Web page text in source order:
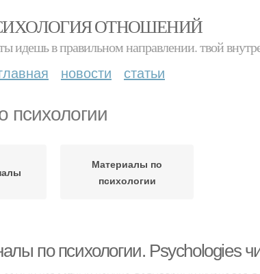
ОТНОШЕНИЙ
идешь в правильном направлении. твой
новости статьи
Материалы по
психологии
по психологии. Psychologies